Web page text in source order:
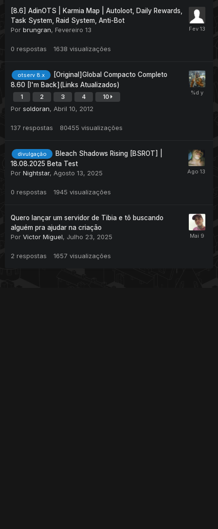
[8.6] AdinOTS | Karmia Map | Autoloot, Daily Rewards,
Task System, Raid System, Anti-Bot
Por brungran, Fevereiro 13
0 respostas 1638 visualizações
otserv 8.x
[Original]Global Compacto Completo
8.60 [I'm Back](Links Atualizados)
1 2 3 4 10
Por soldoran, Abril 10, 2012
137 respostas 80455 visualizações
divulgação
Bleach Shadows Rising [BSROT] |
18.08.2025 Beta Test
Por Nightstar, Agosto 13, 2025
0 respostas 1945 visualizações
Quero lançar um servidor de Tibia e tô buscando
alguém pra ajudar na criação
Por Victor Miguel, Julho 23, 2025
2 respostas 1657 visualizações